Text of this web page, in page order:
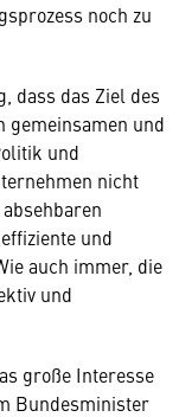
noch zu
dass das Ziel des
gemeinsamen und
und
nicht
und
auch immer, die
und
große Interesse
Bundesminister